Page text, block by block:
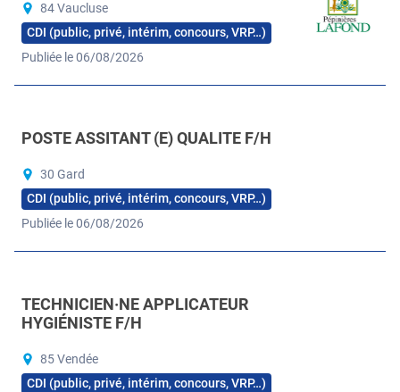
84 Vaucluse
CDI (public, privé, intérim, concours, VRP…)
Publiée le 06/08/2026
POSTE ASSITANT (E) QUALITE F/H
30 Gard
CDI (public, privé, intérim, concours, VRP…)
Publiée le 06/08/2026
TECHNICIEN·NE APPLICATEUR
HYGIÉNISTE F/H
85 Vendée
CDI (public, privé, intérim, concours, VRP…)